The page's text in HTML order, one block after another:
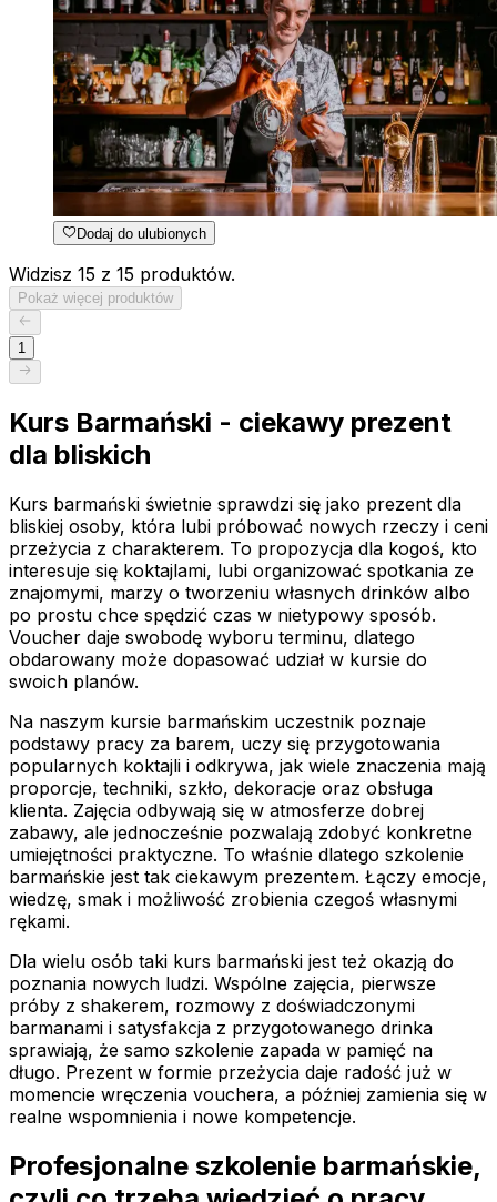
Dodaj do ulubionych
Widzisz 15 z 15 produktów.
Pokaż więcej produktów
1
Kurs Barmański - ciekawy prezent
dla bliskich
Kurs barmański świetnie sprawdzi się jako prezent dla
bliskiej osoby, która lubi próbować nowych rzeczy i ceni
przeżycia z charakterem. To propozycja dla kogoś, kto
interesuje się koktajlami, lubi organizować spotkania ze
znajomymi, marzy o tworzeniu własnych drinków albo
po prostu chce spędzić czas w nietypowy sposób.
Voucher daje swobodę wyboru terminu, dlatego
obdarowany może dopasować udział w kursie do
swoich planów.
Na naszym kursie barmańskim uczestnik poznaje
podstawy pracy za barem, uczy się przygotowania
popularnych koktajli i odkrywa, jak wiele znaczenia mają
proporcje, techniki, szkło, dekoracje oraz obsługa
klienta. Zajęcia odbywają się w atmosferze dobrej
zabawy, ale jednocześnie pozwalają zdobyć konkretne
umiejętności praktyczne. To właśnie dlatego szkolenie
barmańskie jest tak ciekawym prezentem. Łączy emocje,
wiedzę, smak i możliwość zrobienia czegoś własnymi
rękami.
Dla wielu osób taki kurs barmański jest też okazją do
poznania nowych ludzi. Wspólne zajęcia, pierwsze
próby z shakerem, rozmowy z doświadczonymi
barmanami i satysfakcja z przygotowanego drinka
sprawiają, że samo szkolenie zapada w pamięć na
długo. Prezent w formie przeżycia daje radość już w
momencie wręczenia vouchera, a później zamienia się w
realne wspomnienia i nowe kompetencje.
Profesjonalne szkolenie barmańskie,